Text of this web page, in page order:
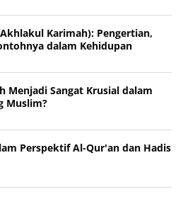
Karimah): Pengertian,
dalam Kehidupan
Menjadi Sangat Krusial dalam
Muslim?
Perspektif Al-Qur'an dan Hadis